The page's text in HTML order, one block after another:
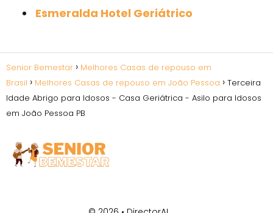
Esmeralda Hotel Geriátrico
Senior Bemestar
Melhores Casas de repouso em
Brasil
Melhores Casas de repouso em João Pessoa
Terceira
Idade Abrigo para Idosos - Casa Geriátrica - Asilo para Idosos
em João Pessoa PB